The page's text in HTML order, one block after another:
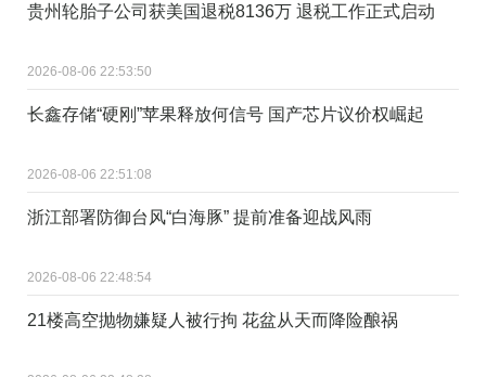
贵州轮胎子公司获美国退税8136万 退税工作正式启动
2026-08-06 22:53:50
长鑫存储“硬刚”苹果释放何信号 国产芯片议价权崛起
2026-08-06 22:51:08
浙江部署防御台风“白海豚” 提前准备迎战风雨
2026-08-06 22:48:54
21楼高空抛物嫌疑人被行拘 花盆从天而降险酿祸